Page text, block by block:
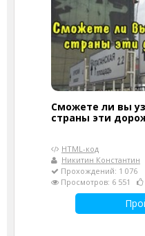
Сможете ли вы
страны эти
HTML-код
Никитин Константин
Прохождений: 1 076
Просмотров: 6 551